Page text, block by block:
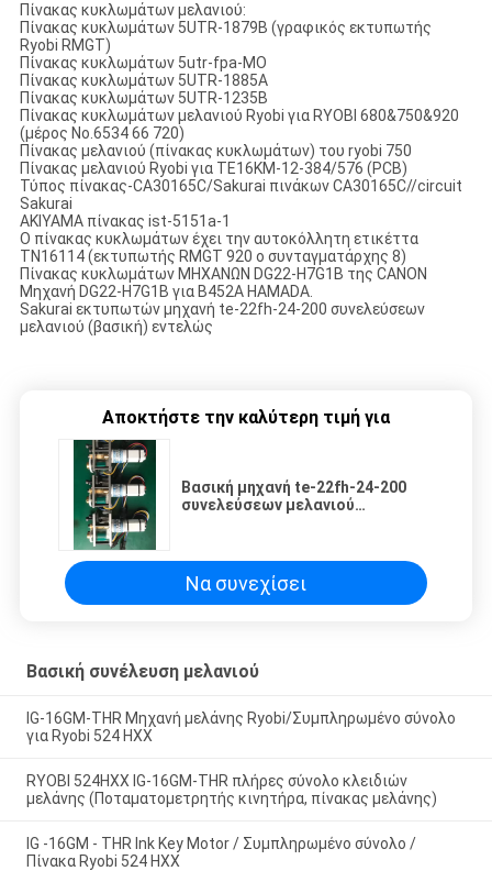
Πίνακας κυκλωμάτων μελανιού:
Πίνακας κυκλωμάτων 5UTR-1879B (γραφικός εκτυπωτής
Ryobi RMGT)
Πίνακας κυκλωμάτων 5utr-fpa-MO
Πίνακας κυκλωμάτων 5UTR-1885A
Πίνακας κυκλωμάτων 5UTR-1235B
Πίνακας κυκλωμάτων μελανιού Ryobi για RYOBI 680&750&920
(μέρος No.6534 66 720)
Πίνακας μελανιού (πίνακας κυκλωμάτων) του ryobi 750
Πίνακας μελανιού Ryobi για TE16KM-12-384/576 (PCB)
Τύπος πίνακας-CA30165C/Sakurai πινάκων CA30165C//circuit
Sakurai
AKIYAMA πίνακας ist-5151a-1
Ο πίνακας κυκλωμάτων έχει την αυτοκόλλητη ετικέττα
TN16114 (εκτυπωτής RMGT 920 ο συνταγματάρχης 8)
Πίνακας κυκλωμάτων ΜΗΧΑΝΩΝ DG22-H7G1B της CANON
Μηχανή DG22-H7G1B για B452A HAMADA.
Sakurai εκτυπωτών μηχανή te-22fh-24-200 συνελεύσεων
μελανιού (βασική) εντελώς
Αποκτήστε την καλύτερη τιμή για
Βασική μηχανή te-22fh-24-200
συνελεύσεων μελανιού
Να συνεχίσει
Βασική συνέλευση μελανιού
IG-16GM-THR Μηχανή μελάνης Ryobi/Συμπληρωμένο σύνολο
για Ryobi 524 HXX
RYOBI 524HXX IG-16GM-THR πλήρες σύνολο κλειδιών
μελάνης (Ποταματομετρητής κινητήρα, πίνακας μελάνης)
IG -16GM - THR Ink Key Motor / Συμπληρωμένο σύνολο /
Πίνακα Ryobi 524 HXX